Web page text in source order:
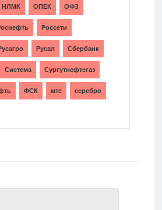
НЛМК ОПЕК ОФЗ
Россети
Русал Сбербанк
Система Сургутнефтегаз
ФСК мтс серебро